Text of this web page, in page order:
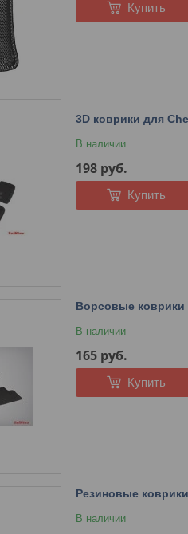
Купить
3D коврики для
В наличии
198 руб.
Купить
Ворсовые коврики
В наличии
165 руб.
Купить
Резиновые
В наличии